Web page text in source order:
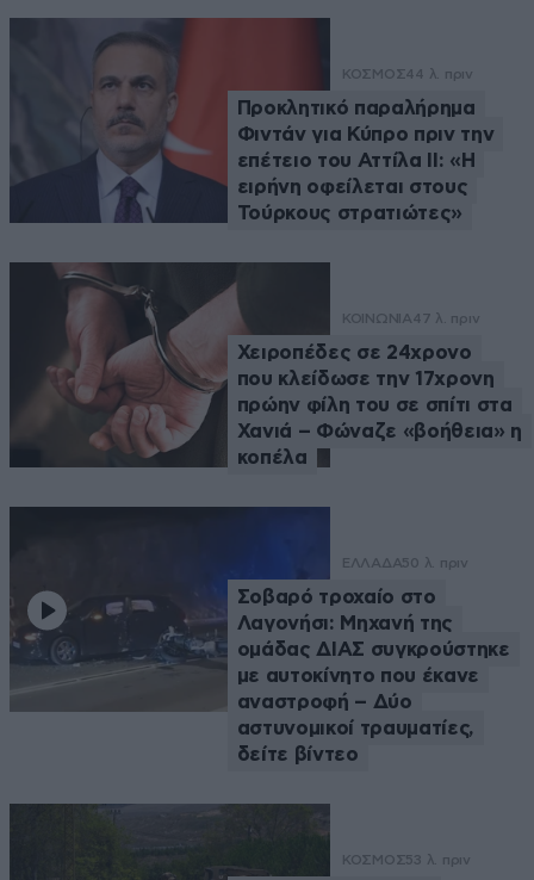
ΚΟΣΜΟΣ44 λ. πριν
Προκλητικό παραλήρημα
Φιντάν για Κύπρο πριν την
επέτειο του Αττίλα ΙΙ: «Η
ειρήνη οφείλεται στους
Τούρκους στρατιώτες»
ΚΟΙΝΩΝΙΑ47 λ. πριν
Χειροπέδες σε 24χρονο
που κλείδωσε την 17χρονη
πρώην φίλη του σε σπίτι στα
Χανιά – Φώναζε «βοήθεια» η
κοπέλα
ΕΛΛΑΔΑ50 λ. πριν
Σοβαρό τροχαίο στο
Λαγονήσι: Μηχανή της
ομάδας ΔΙΑΣ συγκρούστηκε
με αυτοκίνητο που έκανε
αναστροφή – Δύο
αστυνομικοί τραυματίες,
δείτε βίντεο
ΚΟΣΜΟΣ53 λ. πριν